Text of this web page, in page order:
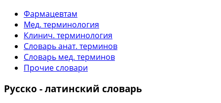
Фармацевтам
Мед. терминология
Клинич. терминология
Словарь анат. терминов
Словарь мед. терминов
Прочие словари
Русско - латинский словарь